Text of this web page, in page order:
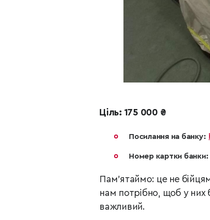
Ціль: 175 000 ₴
Посилання на банку:
Номер картки
Пам’ятаймо: це не
нам потрібно, щоб у них
важливий.